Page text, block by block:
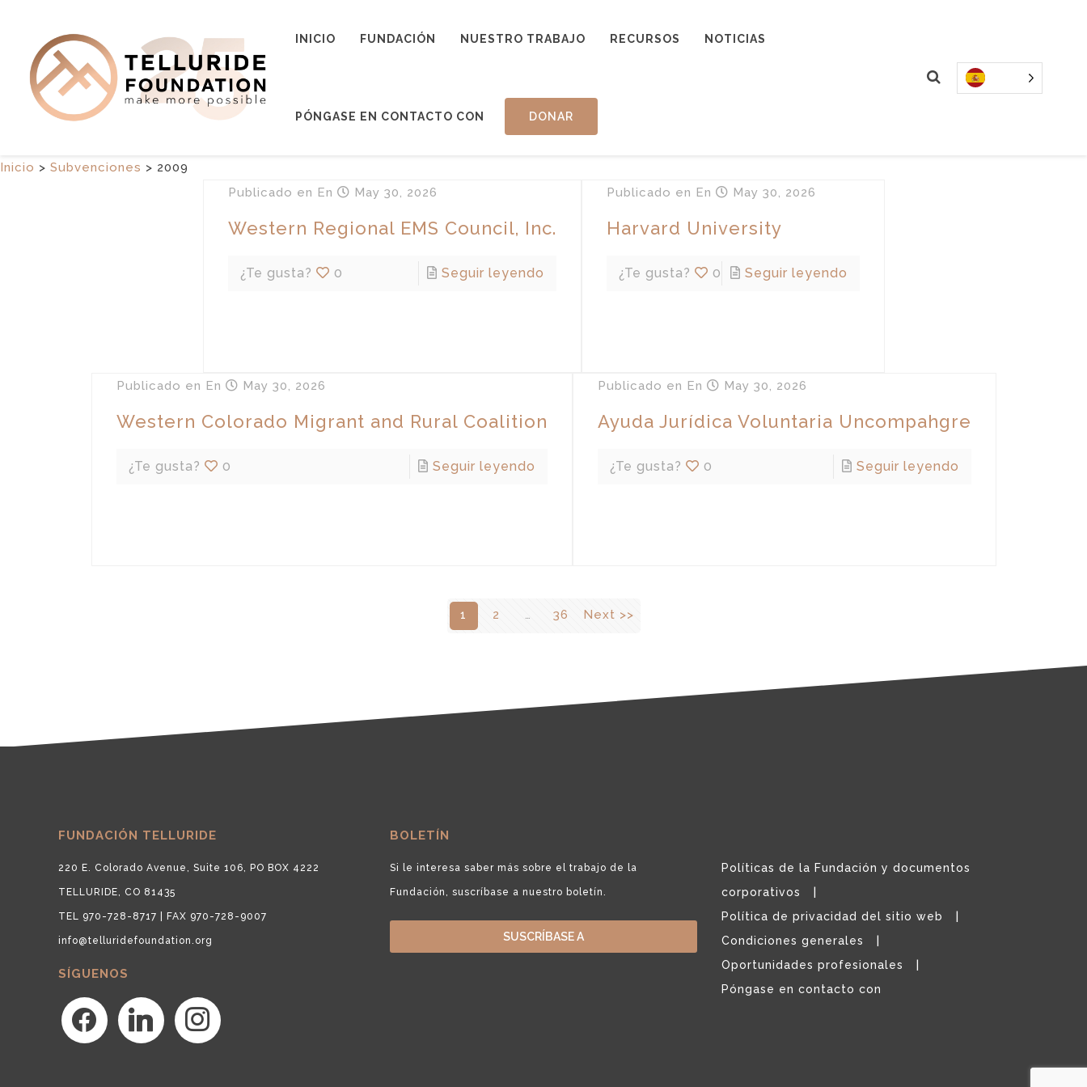
INICIO FUNDACIÓN NUESTRO TRABAJO RECURSOS NOTICIAS
PÓNGASE EN CONTACTO CON DONAR
Inicio > Subvenciones > 2009
Publicado en En May 30, 2026
Western Regional EMS Council, Inc.
¿Te gusta? 0 Seguir leyendo
Publicado en En May 30, 2026
Harvard University
¿Te gusta? 0 Seguir leyendo
Publicado en En May 30, 2026
Western Colorado Migrant and Rural Coalition
¿Te gusta? 0 Seguir leyendo
Publicado en En May 30, 2026
Ayuda Jurídica Voluntaria Uncompahgre
¿Te gusta? 0 Seguir leyendo
1 2 … 36 Next >>
FUNDACIÓN TELLURIDE
220 E. Colorado Avenue, Suite 106, PO BOX 4222
TELLURIDE, CO 81435
TEL 970-728-8717 | FAX 970-728-9007
info@telluridefoundation.org
SÍGUENOS
facebook linkedin instagram
BOLETÍN
Si le interesa saber más sobre el trabajo de la
Fundación, suscríbase a nuestro boletín.
SUSCRÍBASE A
Políticas de la Fundación y documentos
corporativos
Política de privacidad del sitio web
Condiciones generales
Oportunidades profesionales
Póngase en contacto con